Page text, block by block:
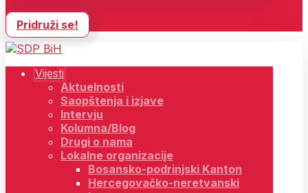
Pridruži se!
Vijesti
Aktuelnosti
Saopštenja i izjave
Intervju
Kolumna/Blog
Drugi o nama
Lokalne organizacije
Bosansko-podrinjski Kanton
Hercegovačko-neretvanski